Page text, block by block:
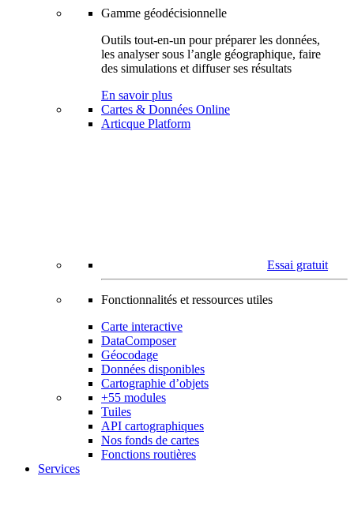
Gamme géodécisionnelle
Outils tout-en-un pour préparer les données,
les analyser sous l’angle géographique, faire
des simulations et diffuser ses résultats
En savoir plus
Cartes & Données Online
Articque Platform
Essai gratuit
Fonctionnalités et ressources utiles
Carte interactive
DataComposer
Géocodage
Données disponibles
Cartographie d’objets
+55 modules
Tuiles
API cartographiques
Nos fonds de cartes
Fonctions routières
Services